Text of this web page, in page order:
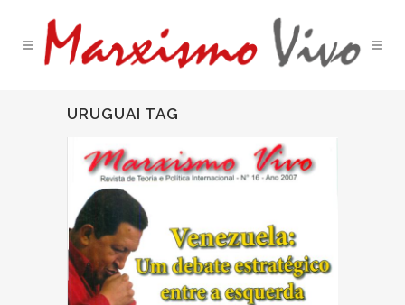
URUGUAI TAG